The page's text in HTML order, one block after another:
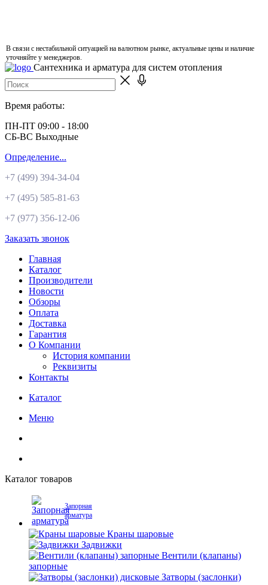
В связи с нестабильной ситуацией на валютном рынке, актуальные цены и наличие
уточняйте у менеджеров.
Сантехника и арматура для систем отопления
Время работы:
ПН-ПТ 09:00 - 18:00
СБ-ВС Выходные
Определение...
+7 (499) 394-34-04
+7 (495) 585-81-63
+7 (977) 356-12-06
Заказать звонок
Главная
Каталог
Производители
Новости
Обзоры
Оплата
Доставка
Гарантия
О Компании
История компании
Реквизиты
Контакты
Каталог
Меню
Каталог товаров
Запорная
арматура
Краны шаровые
Задвижки
Вентили (клапаны)
запорные
Затворы (заслонки)